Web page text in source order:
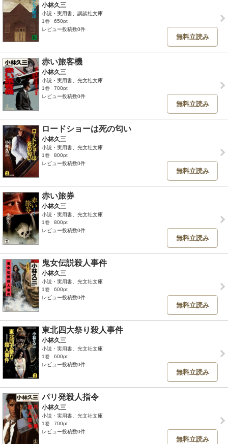
小林久三
小説・実用書、講談社文庫
1巻
650pt
レビュー投稿数0件
無料立読み
赤い旅客機
小林久三
小説・実用書、光文社文庫
1巻
700pt
レビュー投稿数0件
無料立読み
ロードショーは死の匂い
小林久三
小説・実用書、光文社文庫
1巻
800pt
レビュー投稿数0件
無料立読み
赤い旅券
小林久三
小説・実用書、光文社文庫
1巻
800pt
レビュー投稿数0件
無料立読み
鬼女伝説殺人事件
小林久三
小説・実用書、光文社文庫
1巻
600pt
レビュー投稿数0件
無料立読み
東北四大祭り殺人事件
小林久三
小説・実用書、光文社文庫
1巻
600pt
レビュー投稿数0件
無料立読み
パリ発殺人指令
小林久三
小説・実用書、光文社文庫
1巻
700pt
レビュー投稿数0件
無料立読み